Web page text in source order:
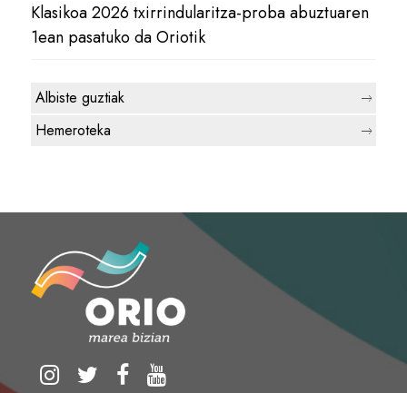
Klasikoa 2026 txirrindularitza-proba abuztuaren
1ean pasatuko da Oriotik
Albiste guztiak
Hemeroteka